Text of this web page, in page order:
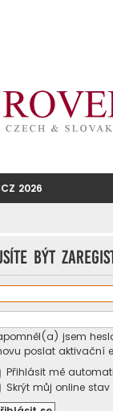
2026
být
jsem
poslat aktivační
Přihlásit mě
Skrýt můj online